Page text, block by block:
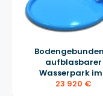
aufblasbarer
Wasserpark
23 920 €